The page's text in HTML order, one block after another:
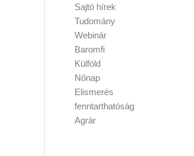
Sajtó hírek
Tudomány
Webinár
Baromfi
Külföld
Nőnap
Elismerés
fenntarthatóság
Agrár